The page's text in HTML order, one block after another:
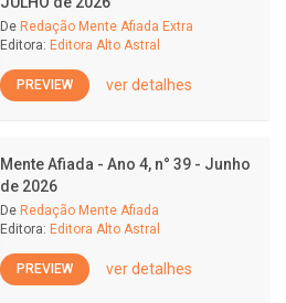
De Redação Mente Afiada Extra
Editora: Editora Alto Astral
PREVIEW ver detalhes
Mente Afiada - Ano 4, n° 39 - Junho
de 2026
De Redação Mente Afiada
Editora: Editora Alto Astral
PREVIEW ver detalhes